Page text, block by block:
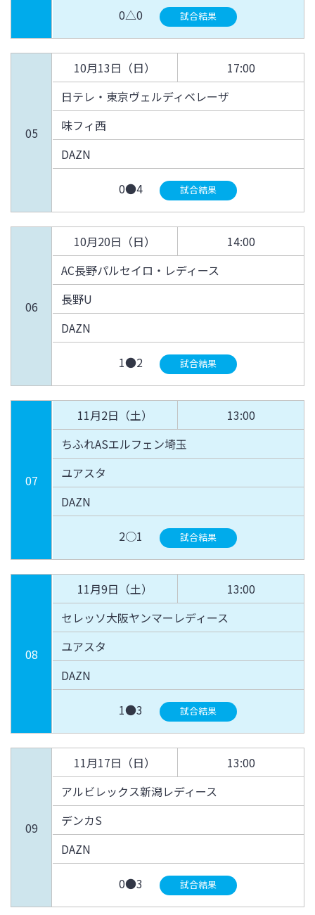
0△0 試合結果
05
10月13日（日）
17:00
日テレ・東京ヴェルディベレーザ
味フィ西
DAZN
0●4 試合結果
06
10月20日（日）
14:00
AC長野パルセイロ・レディース
長野U
DAZN
1●2 試合結果
07
11月2日（土）
13:00
ちふれASエルフェン埼玉
ユアスタ
DAZN
2○1 試合結果
08
11月9日（土）
13:00
セレッソ大阪ヤンマーレディース
ユアスタ
DAZN
1●3 試合結果
09
11月17日（日）
13:00
アルビレックス新潟レディース
デンカS
DAZN
0●3 試合結果